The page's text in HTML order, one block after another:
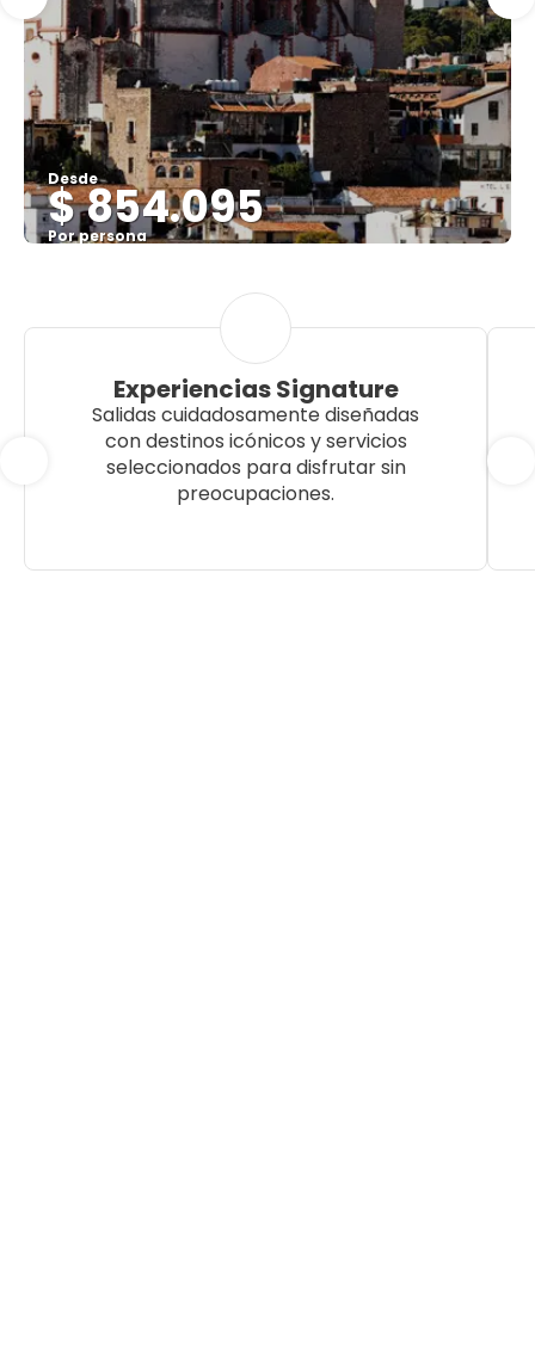
Desde
$ 854.095
Por persona
Experiencias Signature
Salidas cuidadosamente diseñadas
con destinos icónicos y servicios
seleccionados para disfrutar sin
preocupaciones.